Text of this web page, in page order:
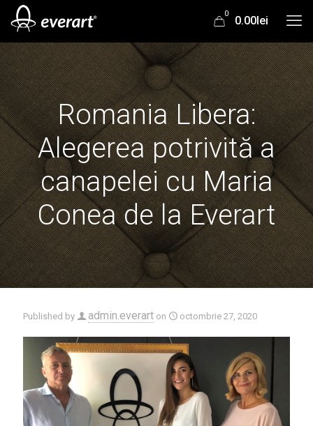
0
0.00lei
Romania Libera:
Alegerea potrivită a
canapelei cu Maria
Conea de la Everart
Published by admin.everart on octombrie 27, 2020